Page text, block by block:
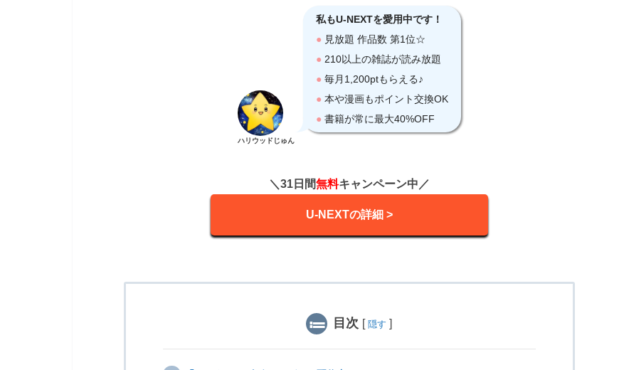
ハリウッドじゅん
＼31日間無料キャンペーン中／
U-NEXTの詳細 >
目次 [ 隠す ]